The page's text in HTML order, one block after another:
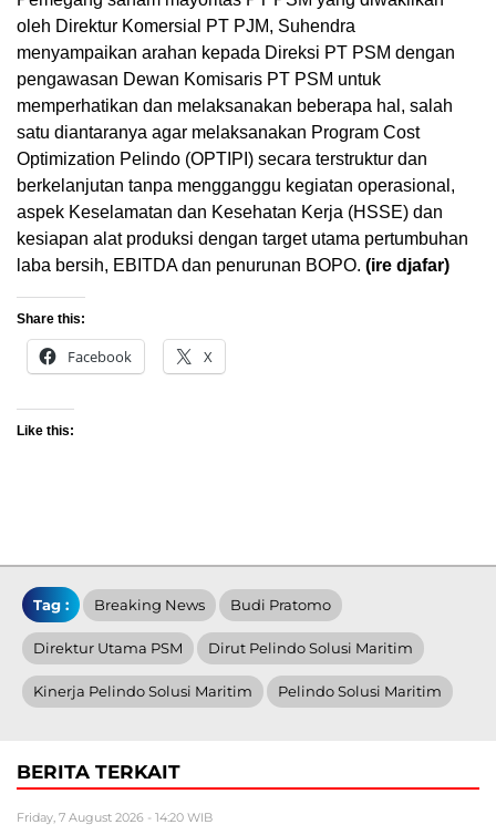
oleh Direktur Komersial PT PJM, Suhendra
menyampaikan arahan kepada Direksi PT PSM dengan
pengawasan Dewan Komisaris PT PSM untuk
memperhatikan dan melaksanakan beberapa hal, salah
satu diantaranya agar melaksanakan Program Cost
Optimization Pelindo (OPTIPI) secara terstruktur dan
berkelanjutan tanpa mengganggu kegiatan operasional,
aspek Keselamatan dan Kesehatan Kerja (HSSE) dan
kesiapan alat produksi dengan target utama pertumbuhan
laba bersih, EBITDA dan penurunan BOPO. (ire djafar)
Share this:
Facebook X
Like this:
Tag : Breaking News Budi Pratomo
Direktur Utama PSM Dirut Pelindo Solusi Maritim
Kinerja Pelindo Solusi Maritim Pelindo Solusi Maritim
BERITA TERKAIT
Friday, 7 August 2026 - 14:20 WIB